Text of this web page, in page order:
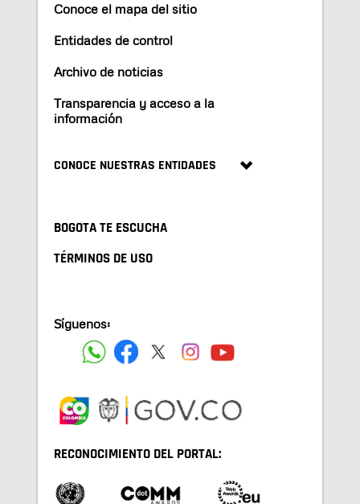
Conoce el mapa del sitio
Entidades de control
Archivo de noticias
Transparencia y acceso a la
información
CONOCE NUESTRAS ENTIDADES
BOGOTA TE ESCUCHA
TÉRMINOS DE USO
Síguenos:
RECONOCIMIENTO DEL PORTAL: